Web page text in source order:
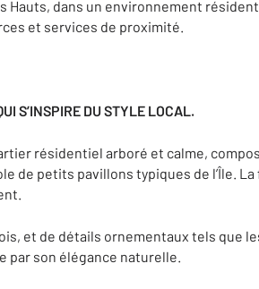
Hauts, dans un environnement
et services de proximité.
S’INSPIRE DU STYLE LOCAL.
résidentiel arboré et calme,
de petits pavillons typiques de l’Île.
et de détails ornementaux tels que
par son élégance naturelle.